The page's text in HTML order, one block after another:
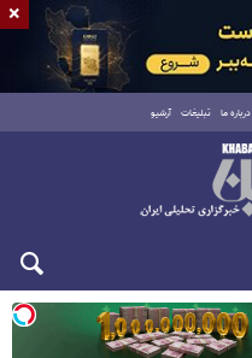
درباره ما تبلیغات آرشیو
×